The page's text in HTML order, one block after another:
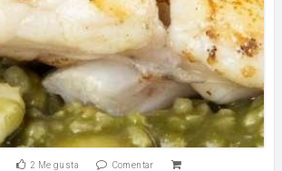
2 Me gusta Comentar